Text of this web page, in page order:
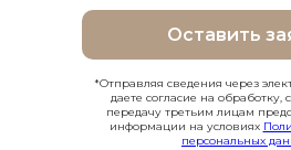
Оставить
*Отправляя сведения через
даете согласие на обработку,
передачу третьим лицам
информации на условиях
персональных